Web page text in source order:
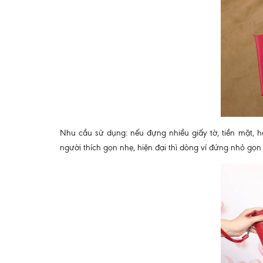
Nhu cầu sử dụng: nếu đựng nhiều giấy tờ, tiền mặt,
người thích gọn nhẹ, hiện đại thì dòng ví đứng nhỏ